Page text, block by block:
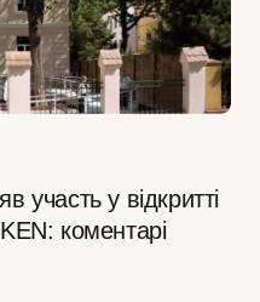
у відкритті
коментарі